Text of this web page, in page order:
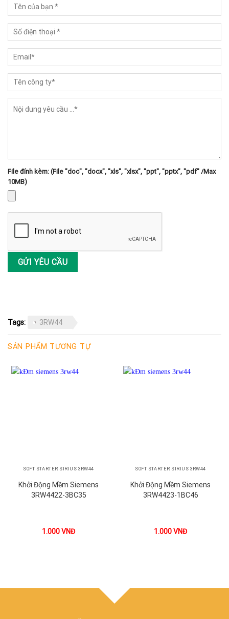
File đính kèm: (File "doc", "docx", "xls", "xlsx", "ppt", "pptx", "pdf" /Max
10MB)
Tags: 3RW44
SẢN PHẨM TƯƠNG TỰ
SOFT STARTER SIRIUS 3RW44
Khởi Động Mềm Siemens
3RW4422-3BC35
1.000VNĐ
SOFT STARTER SIRIUS 3RW44
Khởi Động Mềm Siemens
3RW4423-1BC46
1.000VNĐ